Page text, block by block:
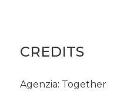
CREDITS
Agenzia: Together